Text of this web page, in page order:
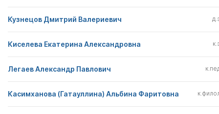
Кузнецов Дмитрий Валериевич
Киселева Екатерина Александровна
Легаев Александр Павлович
Касимханова (Гатауллина) Альбина Фаритовна